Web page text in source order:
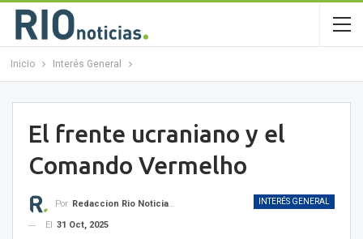
Inicio Interés General
El frente ucraniano y el
Comando Vermelho
INTERÉS GENERAL
Por Redaccion Rio Noticias OK
El
31 Oct, 2025